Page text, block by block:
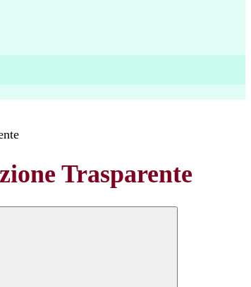
Trasparente